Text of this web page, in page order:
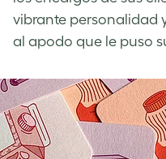
vibrante personalidad
al apodo que le puso